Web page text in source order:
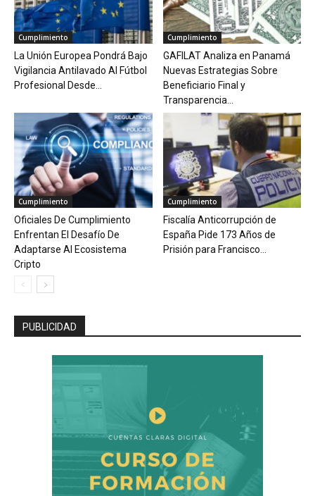
Cumplimiento
La Unión Europea Pondrá Bajo
Vigilancia Antilavado Al Fútbol
Profesional Desde...
Cumplimiento
GAFILAT Analiza en Panamá
Nuevas Estrategias Sobre
Beneficiario Final y
Transparencia...
Cumplimiento
Oficiales De Cumplimiento
Enfrentan El Desafío De
Adaptarse Al Ecosistema
Cripto
Cumplimiento
Fiscalía Anticorrupción de
España Pide 173 Años de
Prisión para Francisco...
PUBLICIDAD